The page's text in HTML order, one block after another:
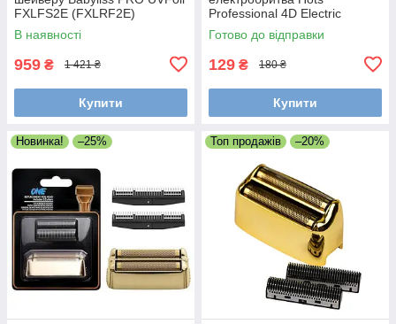
FXLFS2E (FXLRF2E)
В наявності
959 ₴ 1 421 ₴
Купити
Professional 4D Electric
Shaver LK-1900 (LK-1900-
001)
Готово до відправки
129 ₴ 180 ₴
Купити
Новинка! –25% Топ продажів –20%